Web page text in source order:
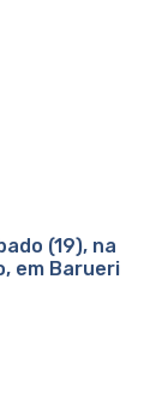
(19), na
em Barueri